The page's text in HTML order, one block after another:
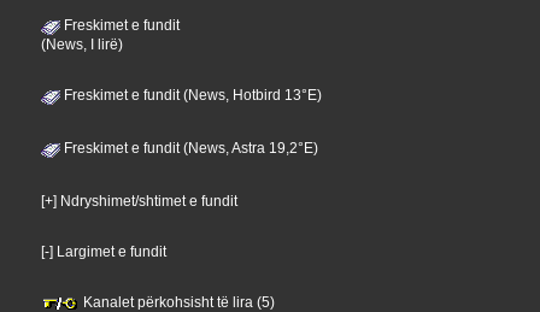
Freskimet e fundit
(News, I lirë)
Freskimet e fundit (News, Hotbird 13°E)
Freskimet e fundit (News, Astra 19,2°E)
[+] Ndryshimet/shtimet e fundit
[-] Largimet e fundit
Kanalet përkohsisht të lira (5)